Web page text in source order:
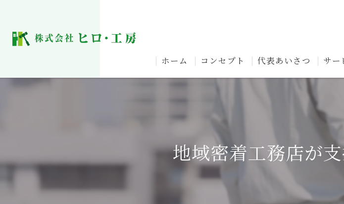
ホーム コンセプト 代表あいさつ サー
地域密着工務店が